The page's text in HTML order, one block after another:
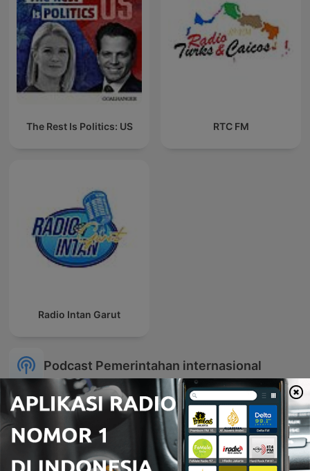
The Rest Is Politics: US RTC FM
Radio Intan Garut
Podcast Pemerintahan internasional